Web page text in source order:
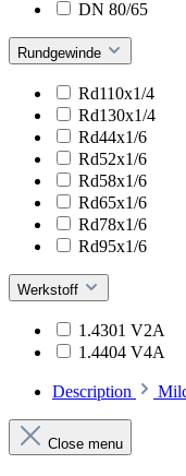
DN 80/65
Rundgewinde
Rd110x1/4
Rd130x1/4
Rd44x1/6
Rd52x1/6
Rd58x1/6
Rd65x1/6
Rd78x1/6
Rd95x1/6
Werkstoff
1.4301 V2A
1.4404 V4A
Description
Close menu